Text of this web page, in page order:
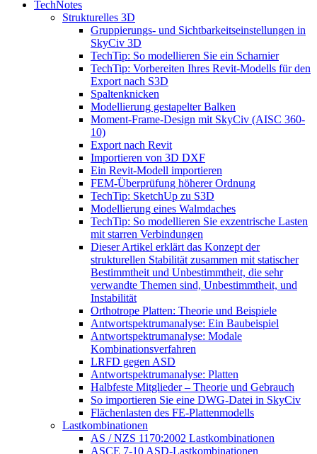
TechNotes
Strukturelles 3D
Gruppierungs- und Sichtbarkeitseinstellungen in
SkyCiv 3D
TechTip: So modellieren Sie ein Scharnier
TechTip: Vorbereiten Ihres Revit-Modells für den
Export nach S3D
Spaltenknicken
Modellierung gestapelter Balken
Moment-Frame-Design mit SkyCiv (AISC 360-
10)
Export nach Revit
Importieren von 3D DXF
Ein Revit-Modell importieren
FEM-Überprüfung höherer Ordnung
TechTip: SketchUp zu S3D
Modellierung eines Walmdaches
TechTip: So modellieren Sie exzentrische Lasten
mit starren Verbindungen
Dieser Artikel erklärt das Konzept der
strukturellen Stabilität zusammen mit statischer
Bestimmtheit und Unbestimmtheit, die sehr
verwandte Themen sind, Unbestimmtheit, und
Instabilität
Orthotrope Platten: Theorie und Beispiele
Antwortspektrumanalyse: Ein Baubeispiel
Antwortspektrumanalyse: Modale
Kombinationsverfahren
LRFD gegen ASD
Antwortspektrumanalyse: Platten
Halbfeste Mitglieder – Theorie und Gebrauch
So importieren Sie eine DWG-Datei in SkyCiv
Flächenlasten des FE-Plattenmodells
Lastkombinationen
AS / NZS 1170:2002 Lastkombinationen
ASCE 7-10 ASD-Lastkombinationen